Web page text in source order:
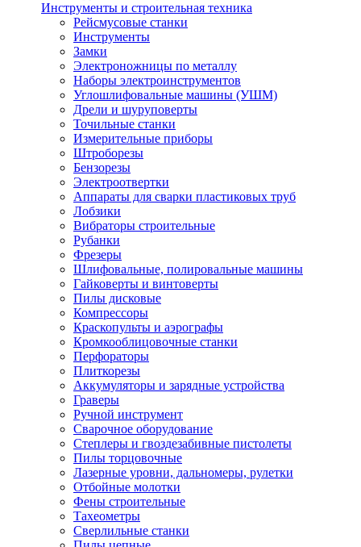
Инструменты и строительная техника
Рейсмусовые станки
Инструменты
Замки
Электроножницы по металлу
Наборы электроинструментов
Углошлифовальные машины (УШМ)
Дрели и шуруповерты
Точильные станки
Измерительные приборы
Штроборезы
Бензорезы
Электроотвертки
Аппараты для сварки пластиковых труб
Лобзики
Вибраторы строительные
Рубанки
Фрезеры
Шлифовальные, полировальные машины
Гайковерты и винтоверты
Пилы дисковые
Компрессоры
Краскопульты и аэрографы
Кромкооблицовочные станки
Перфораторы
Плиткорезы
Аккумуляторы и зарядные устройства
Граверы
Ручной инструмент
Сварочное оборудование
Степлеры и гвоздезабивные пистолеты
Пилы торцовочные
Лазерные уровни, дальномеры, рулетки
Отбойные молотки
Фены строительные
Тахеометры
Сверлильные станки